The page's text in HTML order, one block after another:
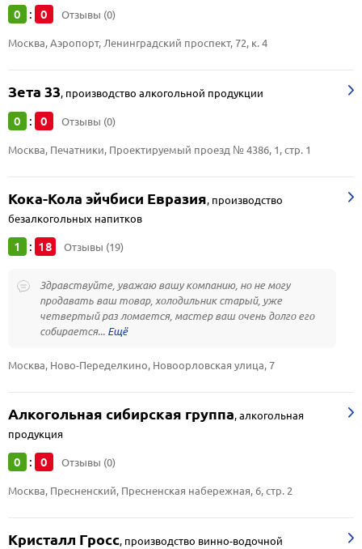
0 : 0 Отзывы (0)
Москва, Аэропорт, Ленинградский проспект, 72, к. 4
Зета 33, производство алкогольной продукции
0 : 0 Отзывы (0)
Москва, Печатники, Проектируемый проезд № 4386, 1, стр. 1
Кока-Кола эйчбиси Евразия, производство
безалкогольных напитков
1 : 18 Отзывы (19)
Здравствуйте, уважаю вашу компанию, но не могу
продавать ваш товар, холодильник старый, уже
четвертый раз ломается, мастер ваш очень долго его
собирается...
Москва, Ново-Переделкино, Новоорловская улица, 7
Алкогольная сибирская группа,алкогольная
продукция
0 : 0 Отзывы (0)
Москва, Пресненский, Пресненская набережная, 6, стр. 2
Кристалл Гросс, производство винно-водочной